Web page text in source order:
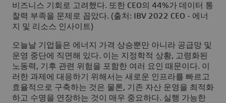
비즈니스 기회로 고려했다. 또한 CEO의 44%가 데이터 통
찰력 부족을 문제로 꼽았다. (출처: IBV 2022 CEO - 에너
지 및 리소스 인사이트)
오늘날 기업들은 에너지 가격 상승뿐만 아니라 공급망 및
운영 중단에 직면해 있다. 이는 지정학적 상황, 고령화된
노동력, 기후 관련 위험을 포함한 여러 요인 때문이다. 이
러한 과제에 대응하기 위해서는 새로운 인프라를 빠르고
효율적으로 구축하는 것은 물론, 기존 자산 운영을 최적화
하고 수명을 연장하는 것이 매우 중요하다. 실행 가능한